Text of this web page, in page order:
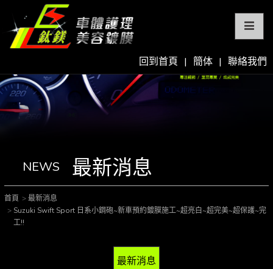
回到首頁 | 簡体 | 聯絡我們
NEWS 最新消息
首頁
最新消息
Suzuki Swift Sport 日系小鋼砲~新車預約鍍膜施工~超亮白~超完美~超保護~完
工!!
最新消息